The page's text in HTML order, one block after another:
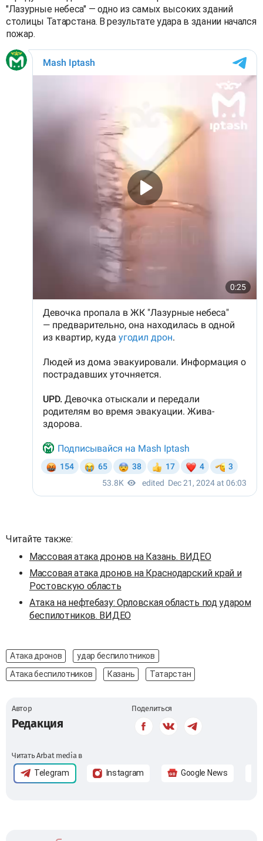
"Лазурные небеса" — одно из самых высоких зданий
столицы Татарстана. В результате удара в здании начался
пожар.
Читайте также:
Массовая атака дронов на Казань. ВИДЕО
Массовая атака дронов на Краснодарский край и
Ростовскую область
Атака на нефтебазу: Орловская область под ударом
беспилотников. ВИДЕО
Атака дронов
удар беспилотников
Атака беспилотников
Казань Татарстан
Автор
Редакция
Поделиться
Читать Arbat media в
Telegram Instagram Google News